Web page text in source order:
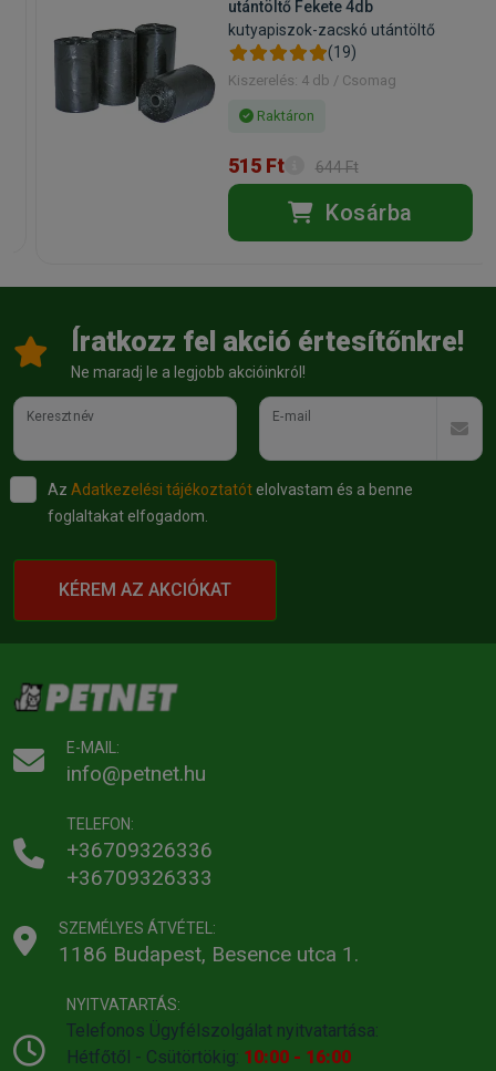
utántöltő Fekete 4db
kutyapiszok-zacskó utántöltő
(19)
Kiszerelés: 4 db / Csomag
Raktáron
515 Ft 644 Ft
Kosárba
Íratkozz fel akció értesítőnkre!
Ne maradj le a legjobb akcióinkról!
Keresztnév E-mail
Az Adatkezelési tájékoztatót elolvastam és a benne
foglaltakat elfogadom.
KÉREM AZ AKCIÓKAT
E-MAIL:
info@petnet.hu
TELEFON:
+36709326336
+36709326333
SZEMÉLYES ÁTVÉTEL:
1186 Budapest, Besence utca 1.
NYITVATARTÁS:
Telefonos Ügyfélszolgálat nyitvatartása:
Hétfőtől - Csütörtökig: 10:00 - 16:00